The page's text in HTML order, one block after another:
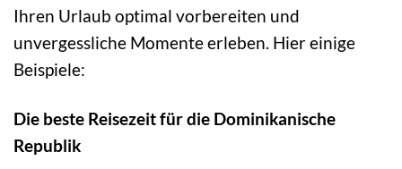
Ihren Urlaub optimal vorbereiten und
unvergessliche Momente erleben. Hier einige
Beispiele:
Die beste Reisezeit für die Dominikanische
Republik